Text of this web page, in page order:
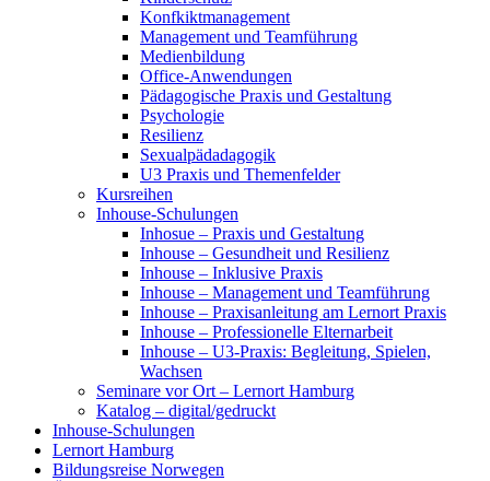
Konfkiktmanagement
Management und Teamführung
Medienbildung
Office-Anwendungen
Pädagogische Praxis und Gestaltung
Psychologie
Resilienz
Sexualpädadagogik
U3 Praxis und Themenfelder
Kursreihen
Inhouse-Schulungen
Inhosue – Praxis und Gestaltung
Inhouse – Gesundheit und Resilienz
Inhouse – Inklusive Praxis
Inhouse – Management und Teamführung
Inhouse – Praxisanleitung am Lernort Praxis
Inhouse – Professionelle Elternarbeit
Inhouse – U3-Praxis: Begleitung, Spielen,
Wachsen
Seminare vor Ort – Lernort Hamburg
Katalog – digital/gedruckt
Inhouse-Schulungen
Lernort Hamburg
Bildungsreise Norwegen